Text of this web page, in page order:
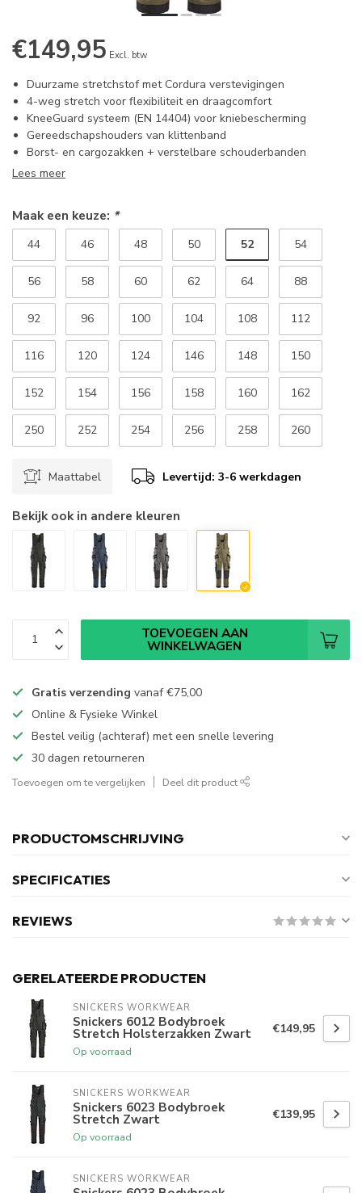
€149,95 Excl. btw
Duurzame stretchstof met Cordura verstevigingen
4-weg stretch voor flexibiliteit en draagcomfort
KneeGuard systeem (EN 14404) voor kniebescherming
Gereedschapshouders van klittenband
Borst- en cargozakken + verstelbare schouderbanden
Lees meer
Maak een keuze: *
44 46 48 50 52 54
56 58 60 62 64 88
92 96 100 104 108 112
116 120 124 146 148 150
152 154 156 158 160 162
250 252 254 256 258 260
Maattabel Levertijd: 3-6 werkdagen
Bekijk ook in andere kleuren
TOEVOEGEN AAN
WINKELWAGEN
Gratis verzending vanaf€75,00
Online & Fysieke Winkel
Bestel veilig (achteraf) met een snelle levering
30 dagen retourneren
Toevoegen om te vergelijken Deel dit product
PRODUCTOMSCHRIJVING
SPECIFICATIES
REVIEWS
GERELATEERDE PRODUCTEN
SNICKERS WORKWEAR
Snickers 6012 Bodybroek
Stretch Holsterzakken Zwart
Op voorraad
€149,95
SNICKERS WORKWEAR
Snickers 6023 Bodybroek
Stretch Zwart
Op voorraad
€139,95
SNICKERS WORKWEAR